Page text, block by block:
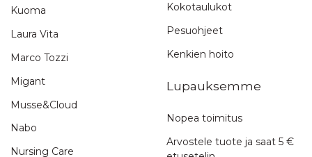
Kuoma
Laura Vita
Marco Tozzi
Migant
Musse&Cloud
Nabo
Nursing Care
Kokotaulukot
Pesuohjeet
Kenkien hoito
Lupauksemme
Nopea toimitus
Arvostele tuote ja saat 5 €